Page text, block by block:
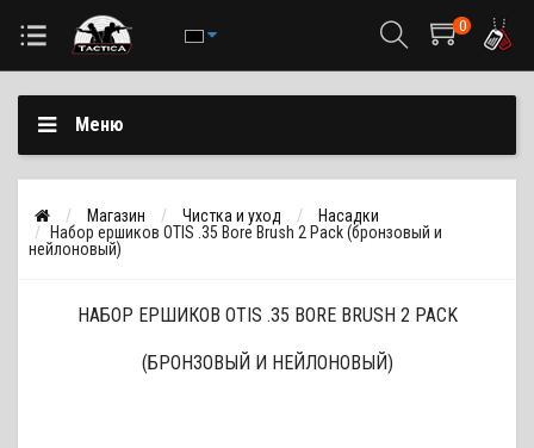
0
Меню
Магазин Чистка и уход
Насадки
Набор ершиков OTIS .35 Bore Brush 2 Pack (бронзовый и
нейлоновый)
НАБОР ЕРШИКОВ OTIS .35 BORE BRUSH 2 PACK
(БРОНЗОВЫЙ И НЕЙЛОНОВЫЙ)